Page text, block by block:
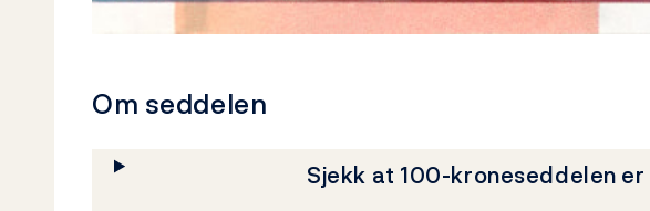
Om seddelen
Sjekk at 100-kroneseddelen